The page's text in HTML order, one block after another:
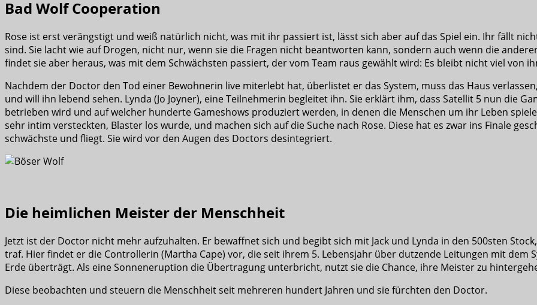
Bad Wolf Cooperation
Rose ist erst verängstigt und weiß natürlich nicht, was mit ihr passiert ist, lässt sich aber auf das Spiel ein. Ihr fällt
sind. Sie lacht wie auf Drogen, nicht nur, wenn sie die Fragen nicht beantworten kann, sondern auch wenn die
findet sie aber heraus, was mit dem Schwächsten passiert, der vom Team raus gewählt wird: Es bleibt nicht viel von
Nachdem der Doctor den Tod einer Bewohnerin live miterlebt hat, überlistet er das System, muss das Haus
und will ihn lebend sehen. Lynda (Jo Joyner), eine Teilnehmerin begleitet ihn. Sie erklärt ihm, dass Satellit 5 nun die
betrieben wird und auf welcher hunderte Gameshows produziert werden, in denen die Menschen um ihr Leben
sehr intim versteckten, Blaster los wurde, und machen sich auf die Suche nach Rose. Diese hat es zwar ins Finale
schwächste und fliegt. Sie wird vor den Augen des Doctors desintegriert.
Die heimlichen Meister der Menschheit
Jetzt ist der Doctor nicht mehr aufzuhalten. Er bewaffnet sich und begibt sich mit Jack und Lynda in den 500sten
traf. Hier findet er die Controllerin (Martha Cape) vor, die seit ihrem 5. Lebensjahr über dutzende Leitungen mit dem
Erde überträgt. Als eine Sonneneruption die Übertragung unterbricht, nutzt sie die Chance, ihre Meister zu
Diese beobachten und steuern die Menschheit seit mehreren hundert Jahren und sie fürchten den Doctor.